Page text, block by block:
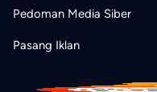
Pedoman Media Siber
Pasang Iklan